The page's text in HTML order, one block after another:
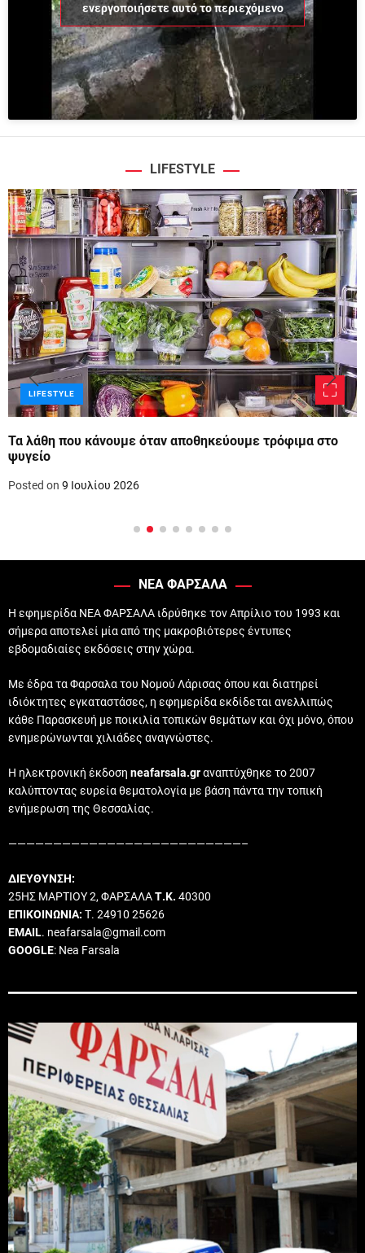
ενεργοποιήσετε αυτό το περιεχόμενο
LIFESTYLE
LIFESTYLE
Τα λάθη που κάνουμε όταν αποθηκεύουμε τρόφιμα στο
ψυγείο
Posted on 9 Ιουλίου 2026
ΝΕΑ ΦΑΡΣΑΛΑ
Η εφημερίδα ΝΕΑ ΦΑΡΣΑΛΑ ιδρύθηκε τον Απρίλιο του 1993 και
σήμερα αποτελεί μία από της μακροβιότερες έντυπες
εβδομαδιαίες εκδόσεις στην χώρα.
Με έδρα τα Φαρσαλα του Νομού Λάρισας όπου και διατηρεί
ιδιόκτητες εγκαταστάσες, η εφημερίδα εκδίδεται ανελλιπώς
κάθε Παρασκευή με ποικιλία τοπικών θεμάτων και όχι μόνο, όπου
ενημερώνωνται χιλιάδες αναγνώστες.
Η ηλεκτρονική έκδοση neafarsala.grαναπτύχθηκε το 2007
καλύπτοντας ευρεία θεματολογία με βάση πάντα την τοπική
ενήμερωση της Θεσσαλίας.
——————————————————————————–
ΔΙΕΥΘΥΝΣΗ:
25ΗΣ ΜΑΡΤΙΟΥ 2, ΦΑΡΣΑΛΑΤ.Κ. 40300
ΕΠΙΚΟΙΝΩΝΙΑ: Τ. 24910 25626
EMAIL. neafarsala@gmail.com
GOOGLE: Nea Farsala